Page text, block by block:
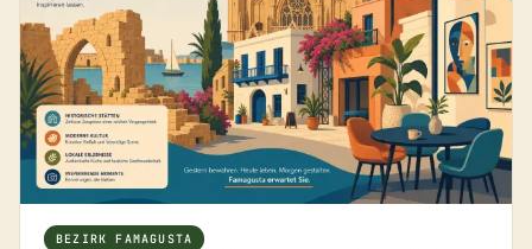
BEZIRK FAMAGUSTA